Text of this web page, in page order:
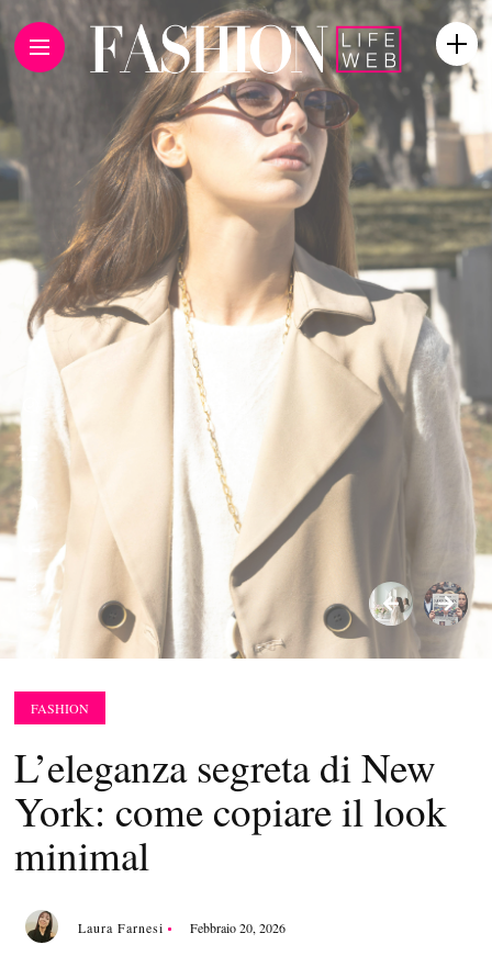
SHARE:
FASHION
L’eleganza segreta di New
York: come copiare il look
minimal
Laura Farnesi Febbraio 20, 2026